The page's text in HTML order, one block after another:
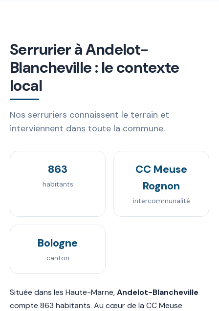
Serrurier à Andelot-
Blancheville : le contexte
local
Nos serruriers connaissent le terrain et
interviennent dans toute la commune.
863
habitants
CC Meuse
Rognon
intercommunalité
Bologne
canton
Située dans les Haute-Marne,Andelot-Blancheville
compte 863 habitants. Au cœur de la CC Meuse